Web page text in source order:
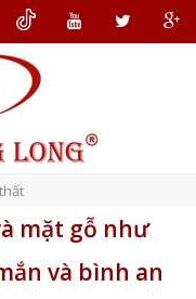
mặt gỗ như
và bình an